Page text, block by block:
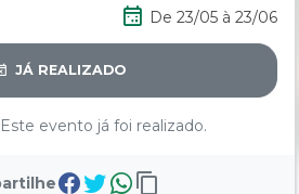
De 23/05 à 23/06
JÁ REALIZADO
evento já foi realizado.